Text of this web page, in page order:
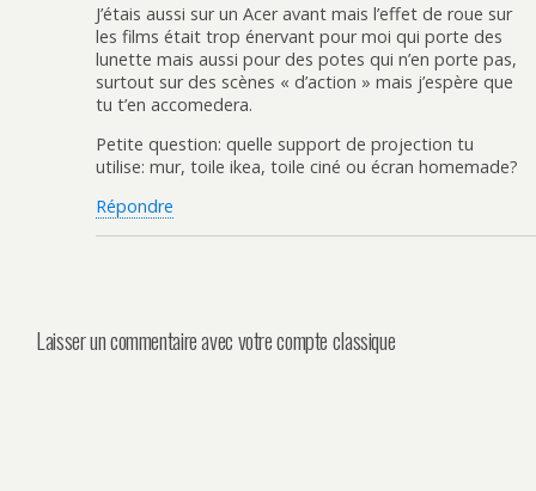
J’étais aussi sur un Acer avant mais l’effet de roue sur
les films était trop énervant pour moi qui porte des
lunette mais aussi pour des potes qui n’en porte pas,
surtout sur des scènes « d’action » mais j’espère que
tu t’en accomedera.
Petite question: quelle support de projection tu
utilise: mur, toile ikea, toile ciné ou écran homemade?
Répondre
Laisser un commentaire avec votre compte classique